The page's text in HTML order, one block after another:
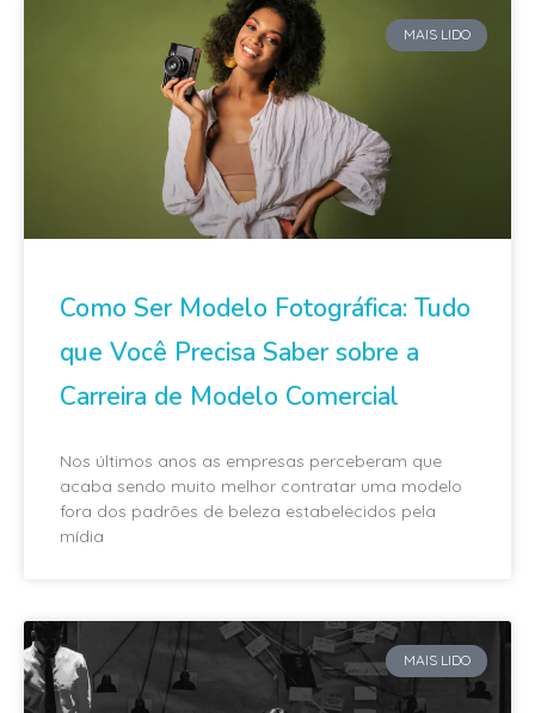
MAIS LIDO
Como Ser Modelo Fotográfica: Tudo
que Você Precisa Saber sobre a
Carreira de Modelo Comercial
Nos últimos anos as empresas perceberam que
acaba sendo muito melhor contratar uma modelo
fora dos padrões de beleza estabelecidos pela
mídia
MAIS LIDO